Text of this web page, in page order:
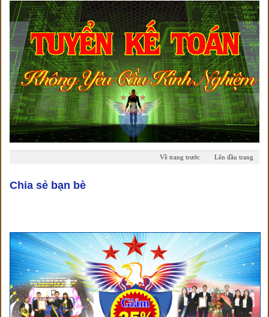
Lên đầu trang
Về trang trước
Chia sẻ bạn bè